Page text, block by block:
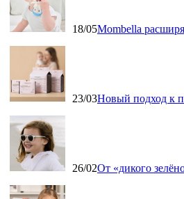
18/05Mombella
23/03Новый подход к
26/02От «дикого